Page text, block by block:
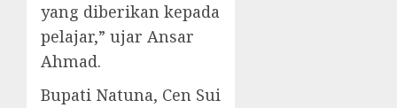
yang diberikan kepada
pelajar,” ujar Ansar
Ahmad.
Bupati Natuna, Cen Sui